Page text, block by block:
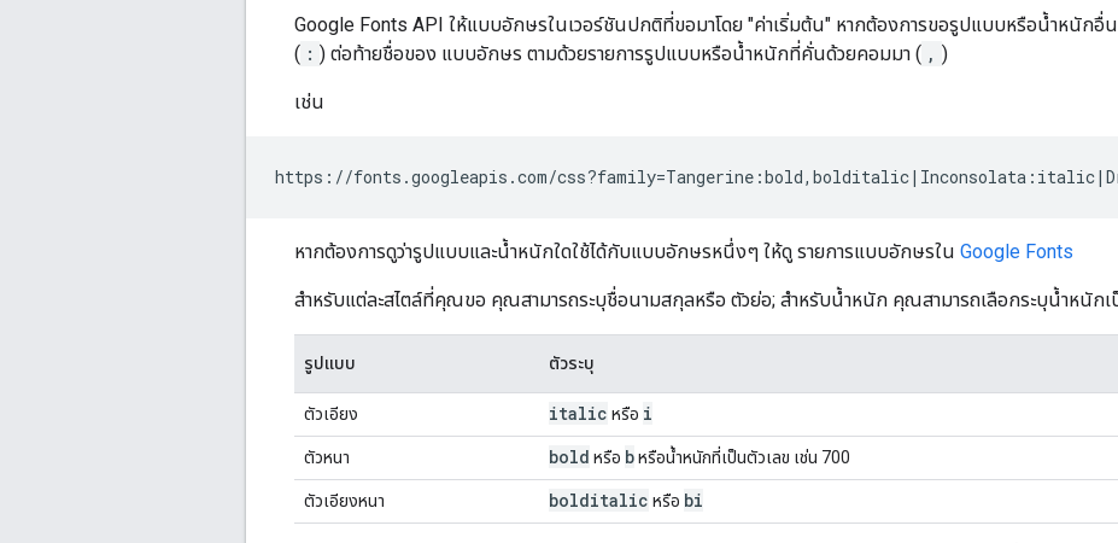
Google Fonts API ให้แบบอักษรในเวอร์ชันปกติที่ขอมาโดย "ค่าเริ่มต้น" หากต้องการขอรูปแบบหรือน้ำหนักอื่น
( : ) ต่อท้ายชื่อของ แบบอักษร ตามด้วยรายการรูปแบบหรือน้ำหนักที่คั่นด้วยคอมมา ( , )
เช่น
หากต้องการดูว่ารูปแบบและน้ำหนักใดใช้ได้กับแบบอักษรหนึ่งๆ ให้ดู รายการแบบอักษรใน Google Fonts
สำหรับแต่ละสไตล์ที่คุณขอ คุณสามารถระบุชื่อนามสกุลหรือ ตัวย่อ; สำหรับน้ำหนัก คุณสามารถเลือกระบุน้ำหนักเ
รูปแบบ ตัวระบุ
ตัวเอียง italic หรือ i
ตัวหนา bold หรือ bหรือน้ำหนักที่เป็นตัวเลข เช่น 700
ตัวเอียงหนา bolditalic หรือ bi